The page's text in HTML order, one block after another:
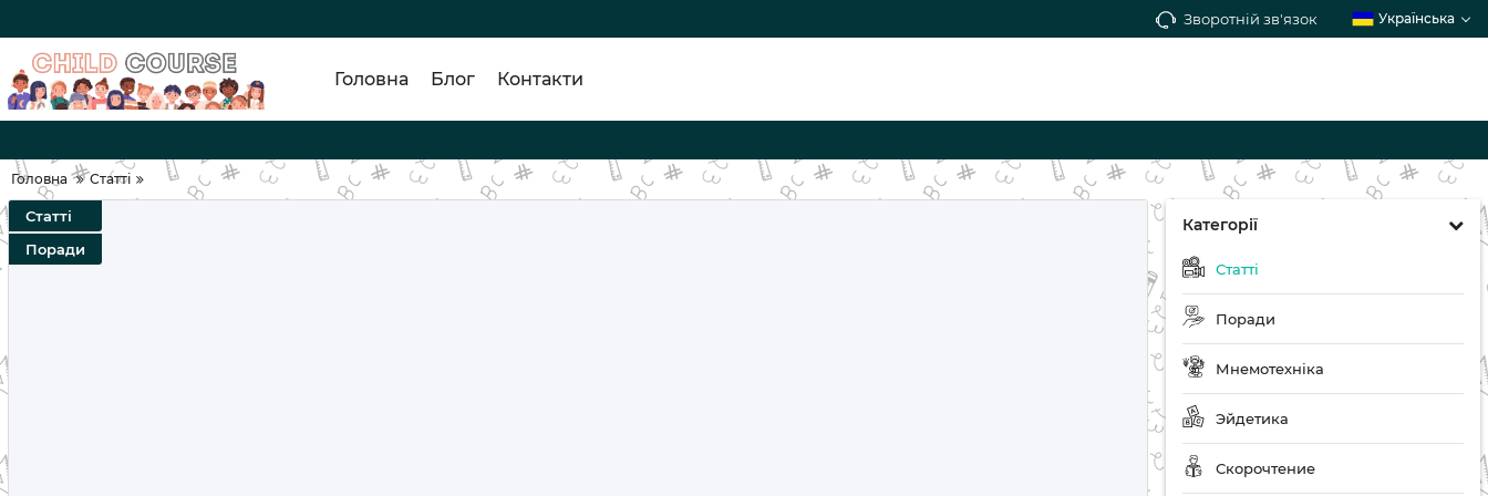
Зворотній зв'язок Українська
Головна Блог Контакти
Головна Статті
Категорії
Статті
Поради
Мнемотехніка
Эйдетика
Скорочтение
Статті
Поради